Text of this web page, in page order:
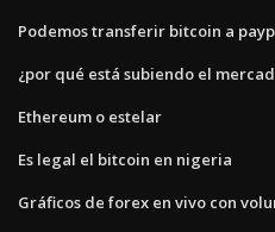
Podemos transferir bitcoin a
¿por qué está subiendo el
Ethereum o estelar
Es legal el bitcoin en nigeria
Gráficos de forex en vivo con